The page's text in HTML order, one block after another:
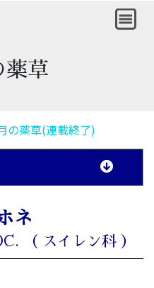
薬草
の薬草(連載終了)
ネ
（ スイレン科 ）